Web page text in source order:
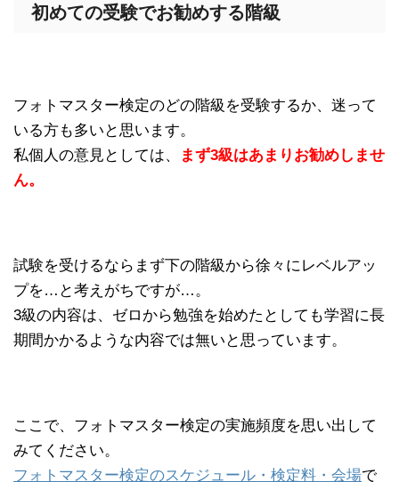
初めての受験でお勧めする階級
フォトマスター検定のどの階級を受験するか、迷って
いる方も多いと思います。
私個人の意見としては、
まず3級はあまりお勧めしませ
ん。
試験を受けるならまず下の階級から徐々にレベルアッ
プを…と考えがちですが…。
3級の内容は、ゼロから勉強を始めたとしても学習に長
期間かかるような内容では無いと思っています。
ここで、フォトマスター検定の実施頻度を思い出して
みてください。
フォトマスター検定のスケジュール・検定料・会場で